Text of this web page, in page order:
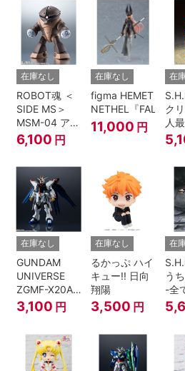
在庫なし
ROBOT魂 ＜
SIDE MS＞
MSM-04 アッ
ガイ ver.
A.N.I.M.E.
6,100 円
在庫なし
figma HEMET
NETHEL『
11,000 円
在
ク
人
『
ー
在庫なし
GUNDAM
UNIVERSE
ZGMF-X20A
STRIKE
FREEDOM
3,100 円
在庫なし
るかっぷ ハイ
キュー!! 日向
翔陽
3,500 円
在
う
-全
を
『